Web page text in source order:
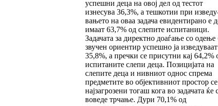
успешни деца на овој дел од тестот
изнесува 36,3%, а тешкотии при
вањето на оваа задача евидентирано е
имаат 63,7% од слепите испитаници.
Задачата за директно доаѓање со одење
звучен ориен­тир успешно ја изведуваат
35,8%, а пречки се присутни кај 64,2%
испитаните слепи деца. Позицијата на
слепите деца и нивниот однос спрема
предметите во објективниот простор се
најзагрозени тогаш кога во задачата ќе
вове­де трчање. Дури 70,1% од